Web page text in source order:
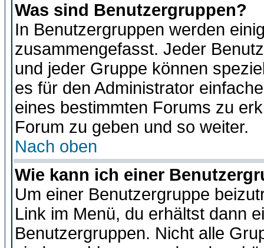
Was sind Benutzergruppen?
In Benutzergruppen werden
zusammengefasst. Jeder
und jeder Gruppe können
es für den Administrator
eines bestimmten Forums zu
Forum zu geben und so weiter.
Nach oben
Wie kann ich einer
Um einer Benutzergruppe
Link im Menü, du erhältst dann
Benutzergruppen. Nicht alle